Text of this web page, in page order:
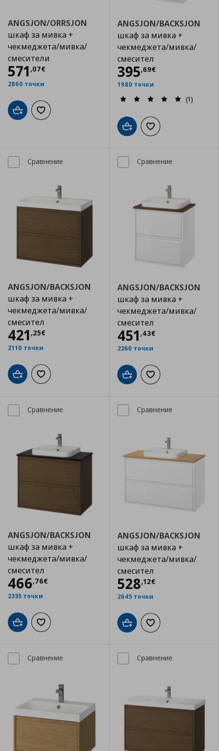
ANGSJON/ORRSJON
шкаф за мивка +
чекмеджета/мивка/
смесители
571 ,07€
Цена
2860 точки
Добави в кошницата
Добави към списъка с любими
ANGSJON/BACKSJON
шкаф за мивка +
чекмеджета/мивка/
смесител
395,69€
Цена
1980 точки
(1)
Добави в кошницата
Добави към
Сравнение
ANGSJON/BACKSJON
шкаф за мивка +
чекмеджета/мивка/
смесител
421 ,25€
Цена
2110 точки
Добави в кошницата
Добави към списъка с любими
Сравнение
ANGSJON/BACKSJON
шкаф за мивка +
чекмеджета/мивка/
смесител
451 ,43€
Цена
2260 точки
Добави в кошницата
Добави към
Сравнение
ANGSJON/BACKSJON
шкаф за мивка +
чекмеджета/мивка/
смесител
466,76€
Цена466,76 €
2335 точки
Добави в кошницата
Добави към списъка с любими
Сравнение
ANGSJON/BACKSJON
шкаф за мивка +
чекмеджета/мивка/
смесител
528,12€
Цена
2645 точки
Добави в кошницата
Добави към
Сравнение Сравнение